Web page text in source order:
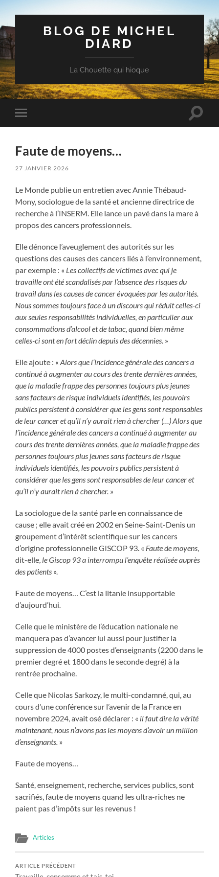
BLOG DE MICHEL
DIARD
La Chouette qui hioque
Toggle
mobile
Toggle
Faute de moyens…
27 JANVIER 2026
Le Monde publie un entretien avec Annie Thébaud-
Mony, sociologue de la santé et ancienne directrice de
recherche à l’INSERM. Elle lance un pavé dans la mare à
propos des cancers professionnels.
Elle dénonce l’aveuglement des autorités sur les
questions des causes des cancers liés à l’environnement,
par exemple : « Les collectifs de victimes avec qui je
travaille ont été scandalisés par l’absence des risques du
travail dans les causes de cancer évoquées par les autorités.
Nous sommes toujours face à un discours qui réduit celles-ci
aux seules responsabilités individuelles, en particulier aux
consommations d’alcool et de tabac, quand bien même
celles-ci sont en fort déclin depuis des décennies. »
Elle ajoute : «Alors que l’incidence générale des cancers a
continué à augmenter au cours des trente dernières années,
que la maladie frappe des personnes toujours plus jeunes
sans facteurs de risque individuels identifiés, les pouvoirs
publics persistent à considérer que les gens sont responsables
de leur cancer et qu’il n’y aurait rien à chercher (…) Alors que
l’incidence générale des cancers a continué à augmenter au
cours des trente dernières années, que la maladie frappe des
personnes toujours plus jeunes sans facteurs de risque
individuels identifiés, les pouvoirs publics persistent à
considérer que les gens sont responsables de leur cancer et
qu’il n’y aurait rien à chercher. »
La sociologue de la santé parle en connaissance de
cause ; elle avait créé en 2002 en Seine-Saint-Denis un
groupement d’intérêt scientifique sur les cancers
d’origine professionnelle GISCOP 93. « Faute de moyens
dit-elle, le Giscop 93 a interrompu l’enquête réalisée auprès
des patients ».
Faute de moyens… C’est la litanie insupportable
d’aujourd’hui.
Celle que le ministère de l’éducation nationale ne
manquera pas d’avancer lui aussi pour justifier la
suppression de 4000 postes d’enseignants (2200 dans le
premier degré et 1800 dans le seconde degré) à la
rentrée prochaine.
Celle que Nicolas Sarkozy, le multi-condamné, qui, au
cours d’une conférence sur l’avenir de la France en
novembre 2024, avait osé déclarer : « il faut dire la vérité
maintenant, nous n’avons pas les moyens d’avoir un million
d’enseignants. »
Faute de moyens…
Santé, enseignement, recherche, services publics, sont
sacrifiés, faute de moyens quand les ultra-riches ne
paient pas d’impôts sur les revenus !
Articles
ARTICLE PRÉCÉDENT